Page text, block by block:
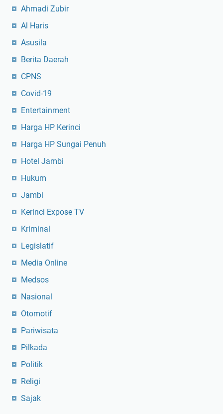
Ahmadi Zubir
Al Haris
Asusila
Berita Daerah
CPNS
Covid-19
Entertainment
Harga HP Kerinci
Harga HP Sungai Penuh
Hotel Jambi
Hukum
Jambi
Kerinci Expose TV
Kriminal
Legislatif
Media Online
Medsos
Nasional
Otomotif
Pariwisata
Pilkada
Politik
Religi
Sajak